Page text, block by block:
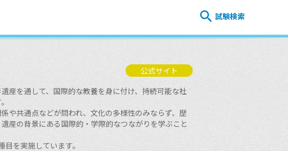
試験検索
公式サイト
産を通して、国際的な教養を身に付け、持続可能な社
や共通点などが問われ、文化の多様性のみならず、歴
産の背景にある国際的・学際的なつながりを学ぶこと
を実施しています。